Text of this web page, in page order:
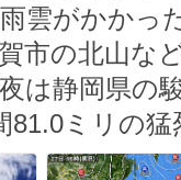
雲がかかっ
市の北山な
は静岡県の
81.0ミリの猛